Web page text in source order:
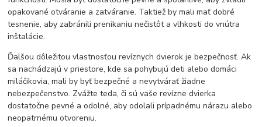
opakované otváranie a zatváranie. Taktiež by mali mať dobré
tesnenie, aby zabránili prenikaniu nečistôt a vlhkosti do vnútra
inštalácie.
Ďalšou dôležitou vlastnosťou revíznych dvierok je bezpečnosť. Ak
sa nachádzajú v priestore, kde sa pohybujú deti alebo domáci
miláčikovia, mali by byť bezpečné a nevytvárať žiadne
nebezpečenstvo. Zvážte teda, či sú vaše revízne dvierka
dostatočne pevné a odolné, aby odolali prípadnému nárazu alebo
neopatrnému otvoreniu.